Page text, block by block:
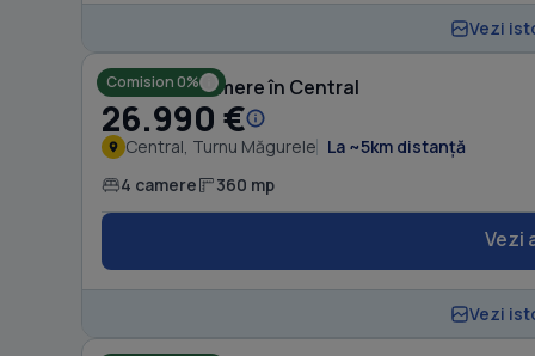
Vezi
Comision 0%
Casă cu 4 camere în Central
26.990 €
Central, Turnu Măgurele La ~5km distanță
4 camere 360 mp
Vezi
Vezi